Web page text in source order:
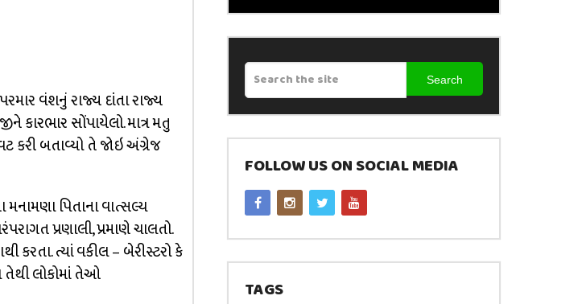
વંશનું રાજ્ય દાંતા રાજ્ય
કારભાર સોંપાયેલો. માત્ર મતુ
કરી બતાવ્યો તે જોઇ અંગ્રેજ
પિતાના વાત્સલ્ય
પ્રણાલી, પ્રમાણે ચાલતો.
કરતા. ત્યાં વકીલ – બેરીસ્ટરો કે
તેથી લોકોમાં તેઓ
Search
FOLLOW US ON SOCIAL MEDIA
TAGS